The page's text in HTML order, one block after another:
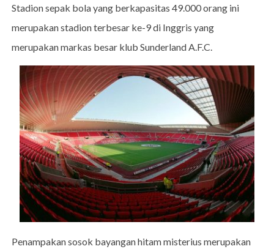
Stadion sepak bola yang berkapasitas 49.000 orang ini
merupakan stadion terbesar ke-9 di Inggris yang
merupakan markas besar klub Sunderland A.F.C.
Penampakan sosok bayangan hitam misterius merupakan